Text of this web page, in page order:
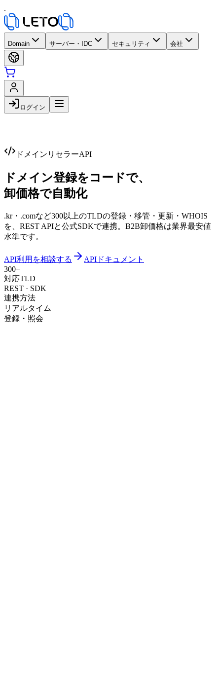
.
Domain サーバー・IDC セキュリティ 会社
ログイン
ドメインリセラーAPI
ドメイン登録をコードで、
卸価格で自動化
.kr・.comなど300以上のTLDの登録・移管・更新・WHOIS
を、REST APIと公式SDKで連携。B2B卸価格は業界最安値
水準です。
API利用を相談する
APIドキュメント
300+
対応TLD
REST · SDK
連携方法
リアルタイム
登録・照会